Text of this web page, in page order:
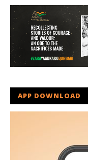
APP DOWNLOAD